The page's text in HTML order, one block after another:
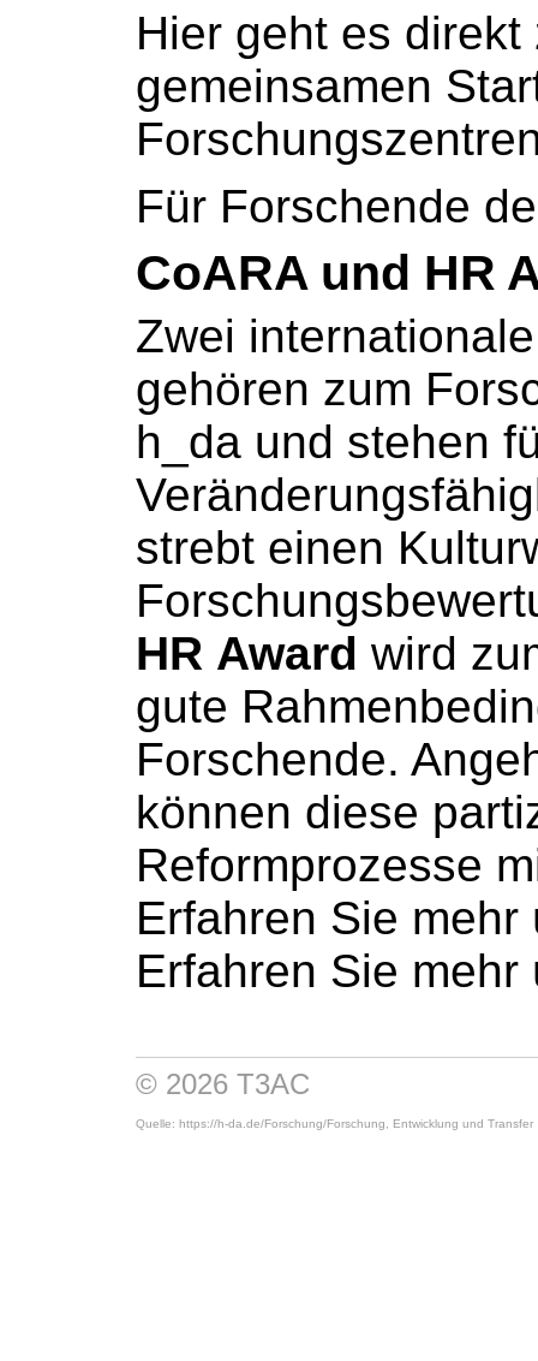
Hier geht es direkt
gemeinsamen
Für Forschende
CoARA und HR
Zwei
gehören zum
h_da und stehen
strebt einen
HR Award wird
gute
Forschende.
können diese
Reformprozesse
Erfahren Sie mehr
Erfahren Sie mehr
© 2026 T3AC
Quelle: https://h-da.de/Forschung/Forschung, Entwicklung und Transfer